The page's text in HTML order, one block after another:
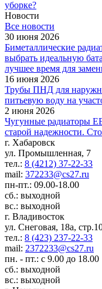
уборке?
Новости
Все новости
30 июня 2026
Биметаллические
выбрать идеальную
лучшее время для
16 июня 2026
Трубы ПНД для
питьевую воду на
2 июня 2026
Чугунные радиаторы
старой надежности.
г. Хабаровск
ул. Промышленная, 7
тел.: 8 (4212) 37-22-33
mail: 372233@cs27.ru
пн-пт.: 09.00-18.00
сб.: выходной
вс.: выходной
г. Владивосток
ул. Снеговая, 18а,
тел.: 8 (423) 237-22-33
mail: 2372233@cs27.ru
пн. - пт.: с 9.00 до 18.00
сб.: выходной
вс.: выходной